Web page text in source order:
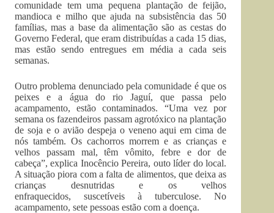
comunidade tem uma pequena plantação de feijão,
mandioca e milho que ajuda na subsistência das 50
famílias, mas a base da alimentação são as cestas do
Governo Federal, que eram distribuídas a cada 15 dias,
mas estão sendo entregues em média a cada seis
semanas.
Outro problema denunciado pela comunidade é que os
peixes e a água do rio Jaguí, que passa pelo
acampamento, estão contaminados. “Uma vez por
semana os fazendeiros passam agrotóxico na plantação
de soja e o avião despeja o veneno aqui em cima de
nós também. Os cachorros morrem e as crianças e
velhos passam mal, têm vômito, febre e dor de
cabeça”, explica Inocêncio Pereira, outo líder do local.
A situação piora com a falta de alimentos, que deixa as
crianças desnutridas e os velhos
enfraquecidos, suscetíveis à tuberculose. No
acampamento, sete pessoas estão com a doença.